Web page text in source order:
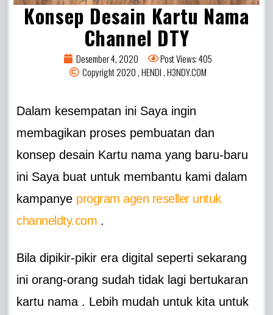
Konsep Desain Kartu Nama
Channel DTY
Desember 4, 2020
Post Views: 405
Copyright 2020 , HENDI , H3NDY.COM
Dalam kesempatan ini Saya ingin
membagikan proses pembuatan dan
konsep desain Kartu nama yang baru-baru
ini Saya buat untuk membantu kami dalam
kampanye program agen reseller untuk
channeldty.com .
Bila dipikir-pikir era digital seperti sekarang
ini orang-orang sudah tidak lagi bertukaran
kartu nama . Lebih mudah untuk kita untuk